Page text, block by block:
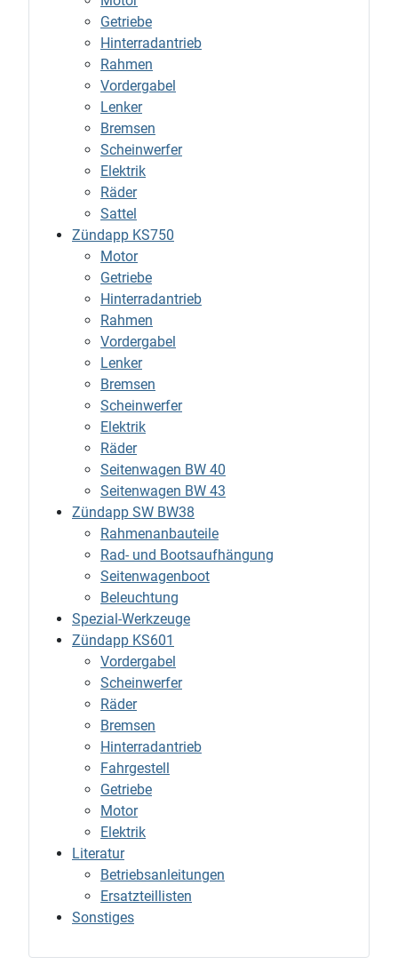
Getriebe
Hinterradantrieb
Rahmen
Vordergabel
Lenker
Bremsen
Scheinwerfer
Elektrik
Räder
Sattel
Zündapp KS750
Motor
Getriebe
Hinterradantrieb
Rahmen
Vordergabel
Lenker
Bremsen
Scheinwerfer
Elektrik
Räder
Seitenwagen BW 40
Seitenwagen BW 43
Zündapp SW BW38
Rahmenanbauteile
Rad- und Bootsaufhängung
Seitenwagenboot
Beleuchtung
Spezial-Werkzeuge
Zündapp KS601
Vordergabel
Scheinwerfer
Räder
Bremsen
Hinterradantrieb
Fahrgestell
Getriebe
Motor
Elektrik
Literatur
Betriebsanleitungen
Ersatzteillisten
Sonstiges